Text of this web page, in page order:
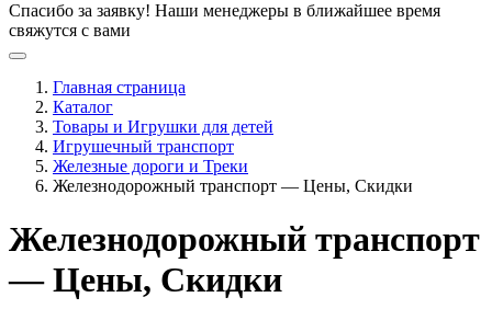
Спасибо за заявку! Наши менеджеры в ближайшее время
свяжутся с вами
Главная страница
Каталог
Товары и Игрушки для детей
Игрушечный транспорт
Железные дороги и Треки
Железнодорожный транспорт — Цены, Скидки
Железнодорожный транспорт
— Цены, Скидки